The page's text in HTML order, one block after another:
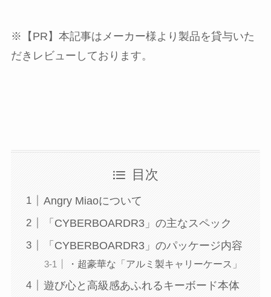
※【PR】本記事はメーカー様より製品を貸与いた
だきレビューしております。
目次
Angry Miaoについて
「CYBERBOARDR3」の主なスペック
「CYBERBOARDR3」のパッケージ内容
・超豪華な「アルミ製キャリーケース」
遊び心と高級感あふれるキーボード本体